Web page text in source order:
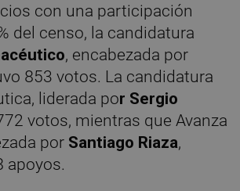
con una participación
del censo, la candidatura
, encabezada por
853 votos. La candidatura
liderada por Sergio
votos, mientras que Avanza
por Santiago Riaza,
apoyos.